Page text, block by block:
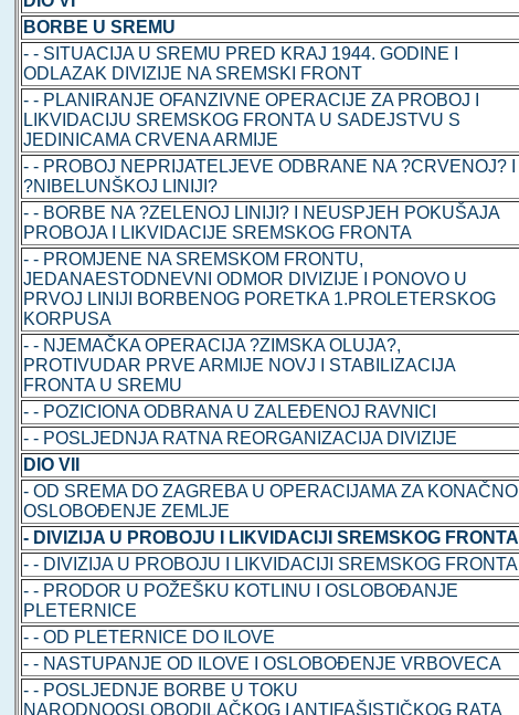
BORBE U SREMU
- - SITUACIJA U SREMU PRED KRAJ 1944. GODINE I
ODLAZAK DIVIZIJE NA SREMSKI FRONT
- - PLANIRANJE OFANZIVNE OPERACIJE ZA PROBOJ I
LIKVIDACIJU SREMSKOG FRONTA U SADEJSTVU S
JEDINICAMA CRVENA ARMIJE
- - PROBOJ NEPRIJATELJEVE ODBRANE NA ?CRVENOJ? I
?NIBELUNŠKOJ LINIJI?
- - BORBE NA ?ZELENOJ LINIJI? I NEUSPJEH POKUŠAJA
PROBOJA I LIKVIDACIJE SREMSKOG FRONTA
- - PROMJENE NA SREMSKOM FRONTU,
JEDANAESTODNEVNI ODMOR DIVIZIJE I PONOVO U
PRVOJ LINIJI BORBENOG PORETKA 1.PROLETERSKOG
KORPUSA
- - NJEMAČKA OPERACIJA ?ZIMSKA OLUJA?,
PROTIVUDAR PRVE ARMIJE NOVJ I STABILIZACIJA
FRONTA U SREMU
- - POZICIONA ODBRANA U ZALEĐENOJ RAVNICI
- - POSLJEDNJA RATNA REORGANIZACIJA DIVIZIJE
DIO VII
- OD SREMA DO ZAGREBA U OPERACIJAMA ZA KONAČNO
OSLOBOĐENJE ZEMLJE
- DIVIZIJA U PROBOJU I LIKVIDACIJI SREMSKOG FRONTA
- - DIVIZIJA U PROBOJU I LIKVIDACIJI SREMSKOG FRONTA
- - PRODOR U POŽEŠKU KOTLINU I OSLOBOĐANJE
PLETERNICE
- - OD PLETERNICE DO ILOVE
- - NASTUPANJE OD ILOVE I OSLOBOĐENJE VRBOVECA
- - POSLJEDNJE BORBE U TOKU
NARODNOOSLOBODILAČKOG I ANTIFAŠISTIČKOG RATA